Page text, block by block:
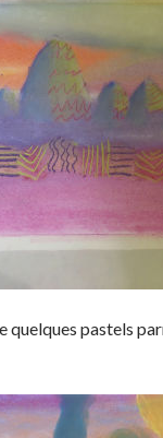
quelques pastels